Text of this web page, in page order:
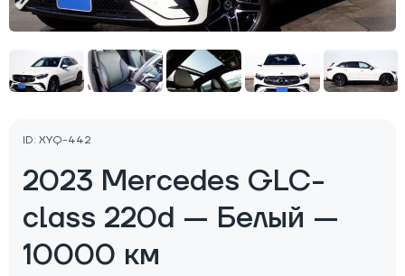
ID: XYQ-442
2023 Mercedes GLC-
class 220d — Белый —
10000 км